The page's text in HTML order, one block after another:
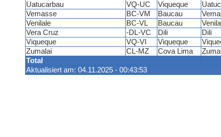
Total
Aktualisiert am: 04.11.2025 - 00:43:53
Uatucarbau
VQ-UC Viqueque
Vemasse
BC-VM Baucau
Venilale
BC-VL Baucau
Vera Cruz
-DL-VC Dili
Dili
Viqueque
VQ-VI Viqueque
Zumalai
CL-MZ Cova Lima